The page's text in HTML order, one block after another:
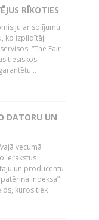
RĪKOTIES
ar solījumu
ko izpildītāji
“The Fair
tiesiskos
DATORU UN
vecumā
ierakstus
un producentu
indeksa”
kuros tiek